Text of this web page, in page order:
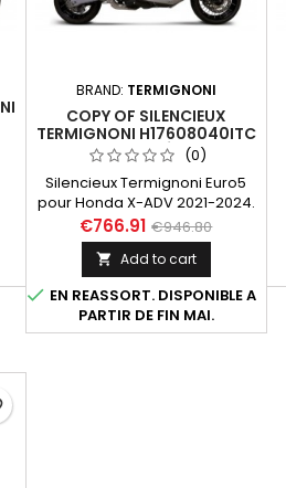
BRAND: TERMIGNONI
COPY OF SILENCIEUX
TERMIGNONI H17608040ITC
HOMOLOGUÉ EURO5
TITANE-CARBONE POUR
HONDA X ADV 2021-2024
(0)
Silencieux Termignoni Euro5
pour Honda X-ADV 2021-2024.
Fabriqué en inox avec une
enveloppe en titane et
embout en carbone. Optimise
sonorité et performances.
€766.91 €946.80
 Add to cart
 EN REASSORT. DISPONIBLE A
PARTIR DE FIN MAI.